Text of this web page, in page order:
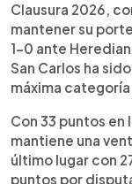
Clausura 2026,
mantener su
1-0 ante
San Carlos ha
máxima
Con 33 puntos en
mantiene una
último lugar con
puntos por